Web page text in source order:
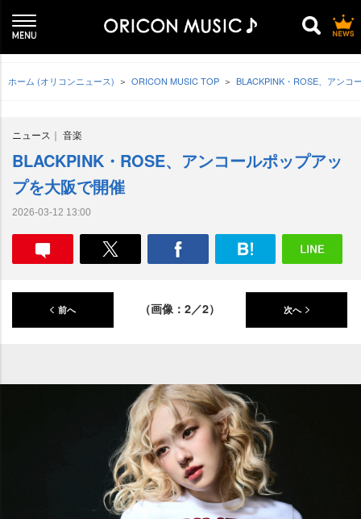
ホーム (オリコンニュース) ORICON MUSIC TOP BLACKPINK・ROSE、アンコ
ニュース 音楽
BLACKPINK・ROSE、アンコールポップアッ
プを大阪で開催
2026-03-12 13:00
前へ （画像：2／2） 次へ